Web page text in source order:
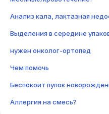
Анализ кала, лактазная
Выделения в середине
нужен онколог-ортопед
Чем помочь
Беспокоит пупок
Аллергия на смесь?